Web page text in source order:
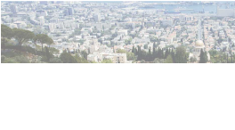
לחץ
כאן
לחץ
כדי